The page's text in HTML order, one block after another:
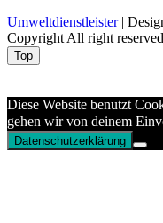
Umweltdienstleister|
Copyright All right reserved
Top
Diese Website benutzt
gehen wir von deinem
Datenschutzerklärung